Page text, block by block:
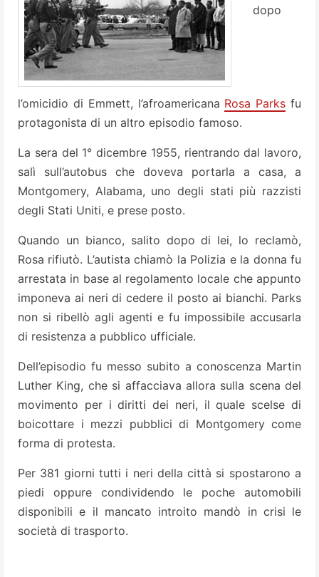
dopo
l’omicidio di Emmett, l’afroamericana Rosa Parks fu
protagonista di un altro episodio famoso.
La sera del 1° dicembre 1955, rientrando dal lavoro,
salì sull’autobus che doveva portarla a casa, a
Montgomery, Alabama, uno degli stati più razzisti
degli Stati Uniti, e prese posto.
Quando un bianco, salito dopo di lei, lo reclamò,
Rosa rifiutò. L’autista chiamò la Polizia e la donna fu
arrestata in base al regolamento locale che appunto
imponeva ai neri di cedere il posto ai bianchi. Parks
non si ribellò agli agenti e fu impossibile accusarla
di resistenza a pubblico ufficiale.
Dell’episodio fu messo subito a conoscenza Martin
Luther King, che si affacciava allora sulla scena del
movimento per i diritti dei neri, il quale scelse di
boicottare i mezzi pubblici di Montgomery come
forma di protesta.
Per 381 giorni tutti i neri della città si spostarono a
piedi oppure condividendo le poche automobili
disponibili e il mancato introito mandò in crisi le
società di trasporto.